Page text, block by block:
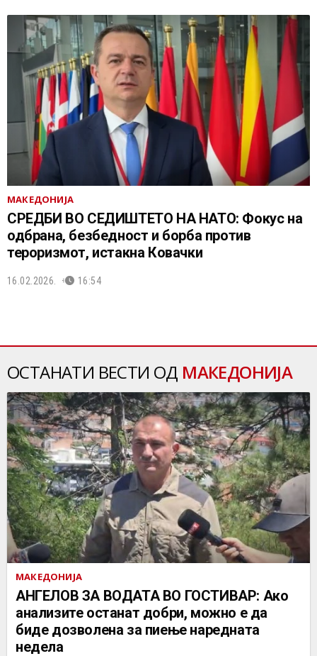
МАКЕДОНИЈА
СРЕДБИ ВО СЕДИШТЕТО НА НАТО: Фокус на
одбрана, безбедност и борба против
тероризмот, истакна Ковачки
16.02.2026. 16:54
ОСТАНАТИ ВЕСТИ ОД МАКЕДОНИЈА
МАКЕДОНИЈА
АНГЕЛОВ ЗА ВОДАТА ВО ГОСТИВАР: Ако
анализите останат добри, можно е да
биде дозволена за пиење наредната
недела